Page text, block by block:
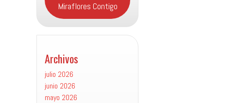
Miraflores Contigo
Archivos
julio 2026
junio 2026
mayo 2026